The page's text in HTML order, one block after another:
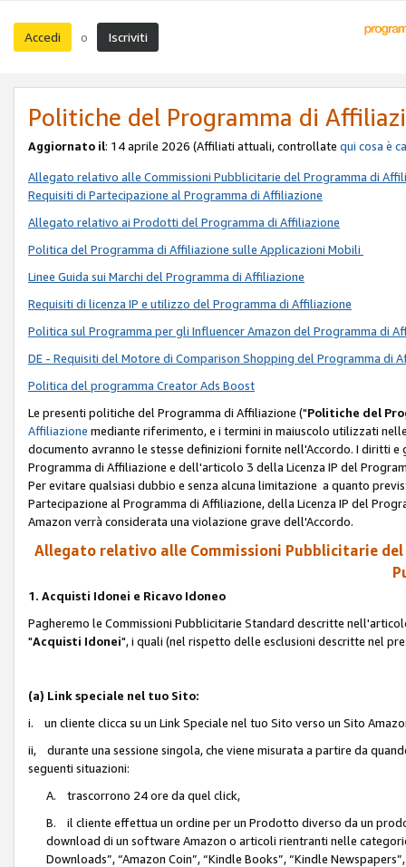
Accedi o Iscriviti
Politiche del Programma di
Aggiornato il: 14 aprile 2026 (Affiliati attuali, controllate qui cosa è
Allegato relativo alle Commissioni Pubblicitarie del Programma di
Requisiti di Partecipazione al Programma di Affiliazione
Allegato relativo ai Prodotti del Programma di Affiliazione
Politica del Programma di Affiliazione sulle Applicazioni Mobili
Linee Guida sui Marchi del Programma di Affiliazione
Requisiti di licenza IP e utilizzo del Programma di Affiliazione
Politica sul Programma per gli Influencer Amazon del Programma di
DE - Requisiti del Motore di Comparison Shopping del Programma di
Politica del programma Creator Ads Boost
Le presenti politiche del Programma di Affiliazione ("Politiche del
Affiliazione mediante riferimento, e i termini in maiuscolo utilizzati
documento avranno le stesse definizioni fornite nell'Accordo. I diritti
Programma di Affiliazione e dell'articolo 3 della Licenza IP del
Per evitare qualsiasi dubbio e senza alcuna limitazione a quanto
Partecipazione al Programma di Affiliazione, della Licenza IP del
Amazon verrà considerata una violazione grave dell'Accordo.
Allegato relativo alle Commissioni Pubblicitarie
1. Acquisti Idonei e Ricavo Idoneo
Pagheremo le Commissioni Pubblicitarie Standard descritte
"Acquisti Idonei", i quali (nel rispetto delle esclusioni descritte nel
(a) Link speciale nel tuo Sito:
i. un cliente clicca su un Link Speciale nel tuo Sito verso un Sito
ii, durante una sessione singola, che viene misurata a partire da
seguenti situazioni:
A. trascorrono 24 ore da quel click,
B. il cliente effettua un ordine per un Prodotto diverso da un
download di un software Amazon o articoli rientranti nelle categorie
Downloads”, “Amazon Coin”, “Kindle Books”, “Kindle